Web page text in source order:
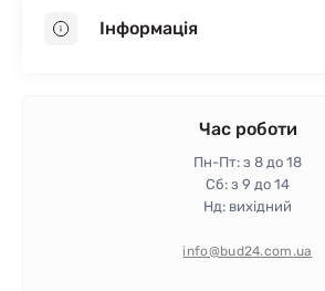
Пінопласт
Інформація
Гарантія та повернення
Політика конфіденційності
Час роботи
Пн-Пт: з 8 до 18
Сб: з 9 до 14
Нд: вихідний
info@bud24.com.ua